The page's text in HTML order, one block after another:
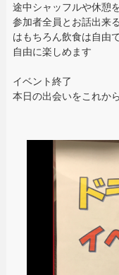
途中シャッフルや休憩
参加者全員とお話出来
はもちろん飲食は自由
自由に楽しめます
イベント終了
本日の出会いをこれか